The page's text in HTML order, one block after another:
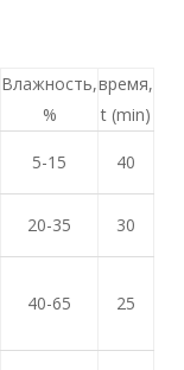
Влажность,
%
время,
t (min)
5-15 40
20-35 30
40-65 25